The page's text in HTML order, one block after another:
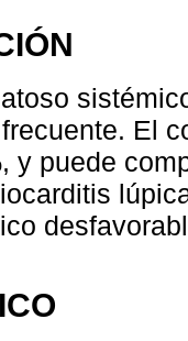
El
y puede